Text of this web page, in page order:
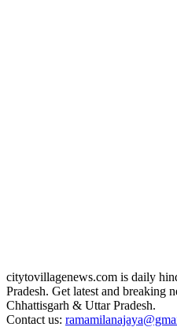
citytovillagenews.com is daily
Pradesh. Get latest and breaking
Chhattisgarh & Uttar Pradesh.
Contact us: